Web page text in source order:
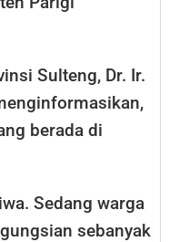
Sulteng, Dr. Ir.
berada di
Sedang warga
sebanyak